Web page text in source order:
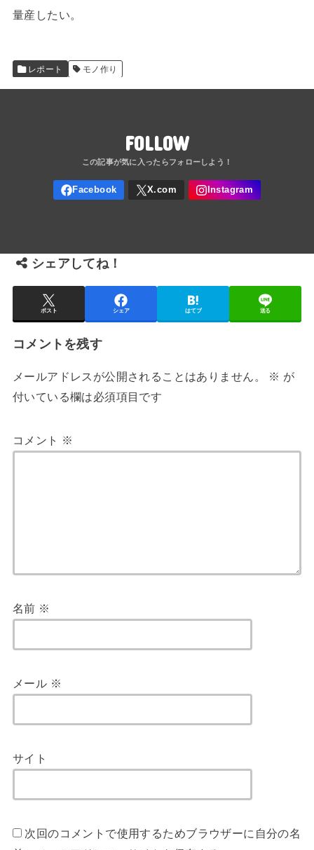
量産したい。
レポート モノ作り
FOLLOW
シェアしてね！
ポスト シェア はてブ 送る
コメントを残す
メールアドレスが公開されることはありません。 ※ が
付いている欄は必須項目です
コメント ※
名前 ※
メール ※
サイト
次回のコメントで使用するためブラウザーに自分の名